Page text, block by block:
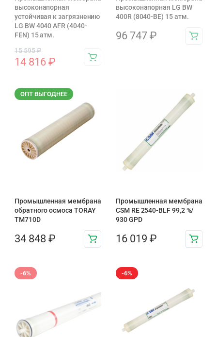
высоконапорная
устойчивая к загрязнению
LG BW 4040 AFR (4040-
FEN) 15 атм.
15 595₽
14 816 ₽
высоконапорная LG BW
400R (8040-BE) 15 атм.
96 747 ₽
ОПТ ВЫГОДНЕЕ
Промышленная мембрана
обратного осмоса TORAY
TM710D
34 848 ₽
Промышленная мембрана
CSM RE 2540-BLF 99,2 %/
930 GPD
16 019 ₽
-6% -6%